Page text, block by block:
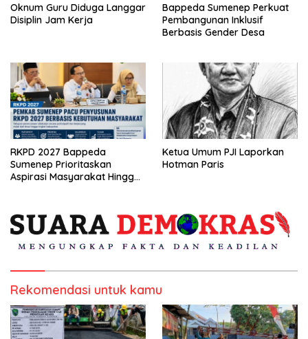
Oknum Guru Diduga Langgar
Disiplin Jam Kerja
Bappeda Sumenep Perkuat
Pembangunan Inklusif
Berbasis Gender Desa
RKPD 2027 Bappeda
Sumenep Prioritaskan
Aspirasi Masyarakat Hingga
Ketua Umum PJI Laporkan
Hotman Paris
Rekomendasi untuk kamu